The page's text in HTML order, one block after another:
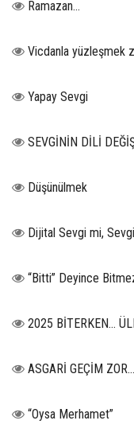
Ramazan…
Vicdanla yüzleşmek
Yapay Sevgi
SEVGİNİN DİLİ
Düşünülmek
Dijital Sevgi mi,
“Bitti” Deyince
2025 BİTERKEN…
ASGARİ GEÇİM ZOR…
“Oysa Merhamet”